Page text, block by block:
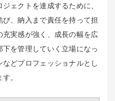
ェクトを達成するために、
、納入まで責任を持って担
実感が強く、成長の幅を広
を管理していく立場になっ
どプロフェッショナルとし
。